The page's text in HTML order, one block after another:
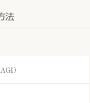
法
）